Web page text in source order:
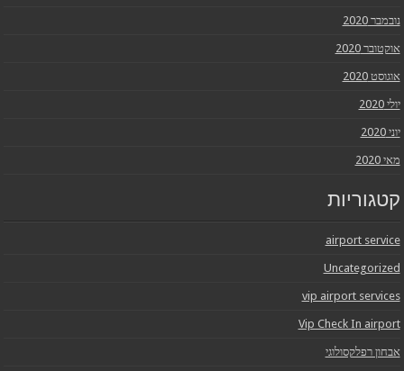
נובמבר 2020
אוקטובר 2020
אוגוסט 2020
יולי 2020
יוני 2020
מאי 2020
קטגוריות
airport service
Uncategorized
vip airport services
Vip Check In airport
אבחון רפלקסולוגי